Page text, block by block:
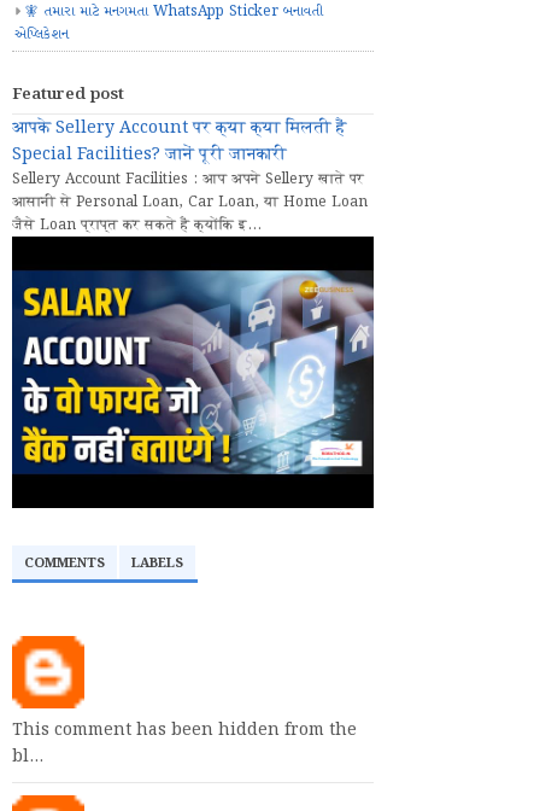
🧚 તમારા માટે મનગમતા WhatsApp Sticker બનાવતી
એપ્લિકેશન
Featured post
आपके Sellery Account पर क्या क्या मिलती हैं
Special Facilities? जानें पूरी जानकारी
Sellery Account Facilities : आप अपने Sellery खाते पर
आसानी से Personal Loan, Car Loan, या Home Loan
जैसे Loan प्राप्त कर सकते हैं क्योंकि इ...
COMMENTS LABELS
This comment has been hidden from the
bl…